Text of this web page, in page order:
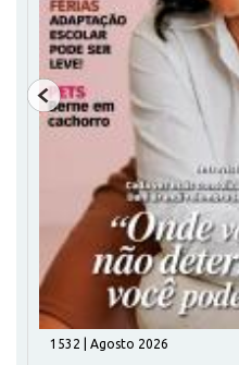
1532 | Agosto 2026